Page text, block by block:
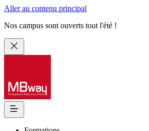
Aller au contenu principal
Nos campus sont ouverts tout l'été !